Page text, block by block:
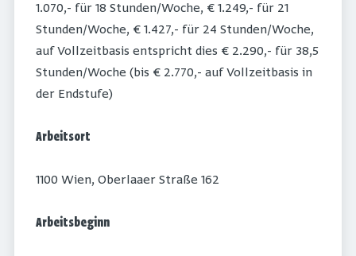
1.070,- für 18 Stunden/Woche, € 1.249,- für 21
Stunden/Woche, € 1.427,- für 24 Stunden/Woche,
auf Vollzeitbasis entspricht dies € 2.290,- für 38,5
Stunden/Woche (bis € 2.770,- auf Vollzeitbasis in
der Endstufe)
Arbeitsort
1100 Wien, Oberlaaer Straße 162
Arbeitsbeginn